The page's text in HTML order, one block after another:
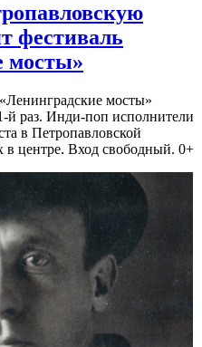
фестиваль
мосты»
мосты»
й раз. Инди-поп исполнители
в Петропавловской
в центре. Вход свободный. 0+